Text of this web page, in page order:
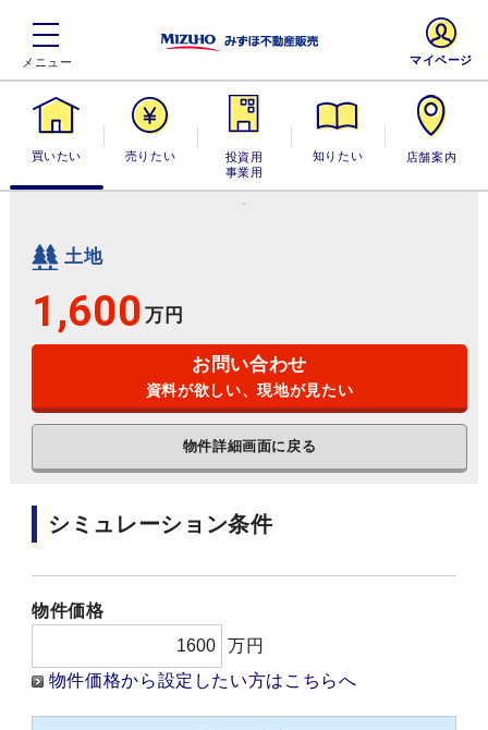
買いたい 売りたい
投資用・事業
用
知りたい 店舗案内
マイページ
土地
1,600 万円
お問い合わせ
資料が欲しい、現地が見たい
物件詳細画面に戻る
シミュレーション条件
物件価格
万円
物件価格から設定したい方はこちらへ